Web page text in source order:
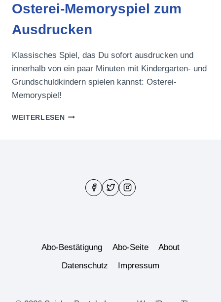
Osterei-Memoryspiel zum
Ausdrucken
Klassisches Spiel, das Du sofort ausdrucken und
innerhalb von ein paar Minuten mit Kindergarten- und
Grundschuldkindern spielen kannst: Osterei-
Memoryspiel!
WEITERLESENOSTEREI-
Abo-Bestätigung Abo-Seite
About
Datenschutz
Impressum